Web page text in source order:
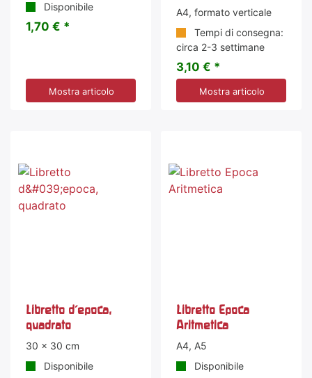
Disponibile
1,70 € *
Mostra articolo
A4, formato verticale
Tempi di consegna:
circa 2-3 settimane
3,10 € *
Mostra articolo
Libretto d'epoca,
quadrato
30 x 30 cm
Disponibile
Libretto Epoca
Aritmetica
A4, A5
Disponibile